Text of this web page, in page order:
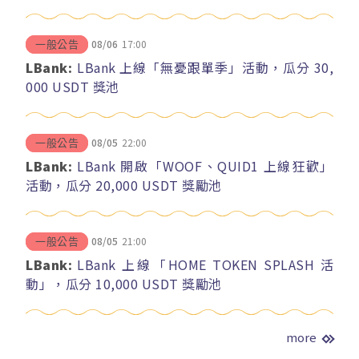
一般公告 08/06 17:00
LBank: LBank 上線「無憂跟單季」活動，瓜分 30,
000 USDT 獎池
一般公告 08/05 22:00
LBank: LBank 開啟「WOOF、QUID1 上線狂歡」
活動，瓜分 20,000 USDT 獎勵池
一般公告 08/05 21:00
LBank: LBank 上線「HOME TOKEN SPLASH 活
動」，瓜分 10,000 USDT 獎勵池
more